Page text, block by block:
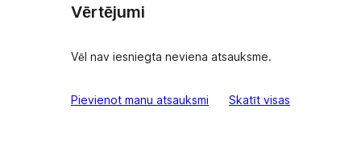
Vērtējumi
Vēl nav iesniegta neviena atsauksme.
Pievienot manu atsauksmi Skatīt visas